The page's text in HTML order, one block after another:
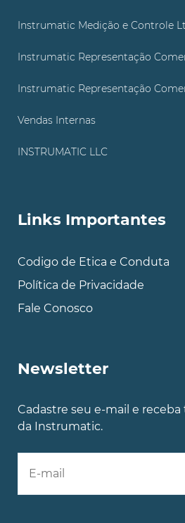
Instrumatic Medição e Controle
Instrumatic Representação
Instrumatic Representação
Vendas Internas
INSTRUMATIC LLC
Links Importantes
Codigo de Etica e Conduta
Política de Privacidade
Fale Conosco
Newsletter
Cadastre seu e-mail e
da Instrumatic.